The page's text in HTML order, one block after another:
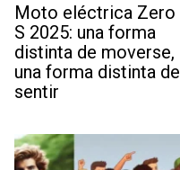
Moto eléctrica Zero
S 2025: una forma
distinta de moverse,
una forma distinta de
sentir